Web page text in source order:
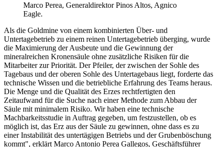
Marco Perea, Generaldirektor Pinos Altos, Agnico
Eagle.
Als die Goldmine von einem kombinierten Über- und
Untertagebetrieb zu einem reinen Untertagebetrieb überging, wurde
die Maximierung der Ausbeute und die Gewinnung der
mineralreichen Kronensäule ohne zusätzliche Risiken für die
Mitarbeiter zur Priorität. Der Pfeiler, der zwischen der Sohle des
Tagebaus und der oberen Sohle des Untertagebaus liegt, forderte das
technische Wissen und die betriebliche Erfahrung des Teams heraus.
Die Menge und die Qualität des Erzes rechtfertigten den
Zeitaufwand für die Suche nach einer Methode zum Abbau der
Säule mit minimalem Risiko. Wir haben eine technische
Machbarkeitsstudie in Auftrag gegeben, um festzustellen, ob es
möglich ist, das Erz aus der Säule zu gewinnen, ohne dass es zu
einer Instabilität des untertägigen Betriebs und der Grubenböschung
kommt", erklärt Marco Antonio Perea Gallegos, Geschäftsführer